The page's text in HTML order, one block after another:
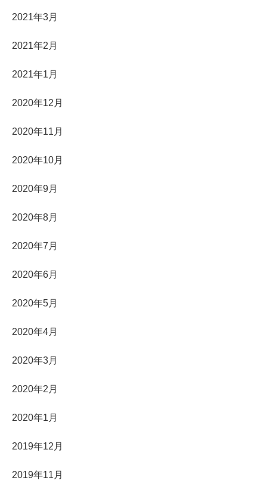
2021年3月
2021年2月
2021年1月
2020年12月
2020年11月
2020年10月
2020年9月
2020年8月
2020年7月
2020年6月
2020年5月
2020年4月
2020年3月
2020年2月
2020年1月
2019年12月
2019年11月